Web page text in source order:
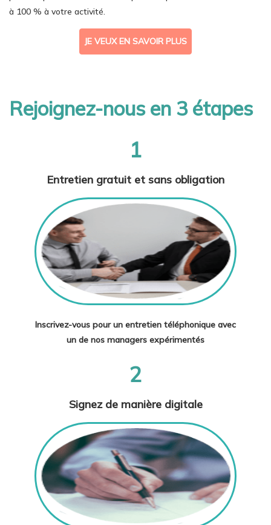
à 100 % à votre activité.
JE VEUX EN SAVOIR PLUS
Rejoignez-nous en 3 étapes
1
Entretien gratuit et sans obligation
Inscrivez-vous pour un entretien téléphonique avec
un de nos managers expérimentés
2
Signez de manière digitale